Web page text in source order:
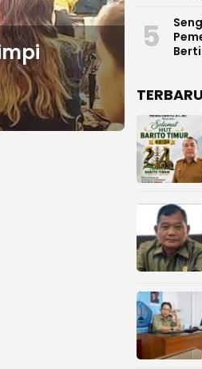
5
TERBARU